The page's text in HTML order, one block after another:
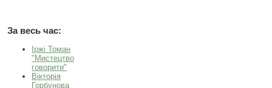
За весь час:
Іржі Томан
"Мистецтво
говорити"
Вікторія
Горбунова